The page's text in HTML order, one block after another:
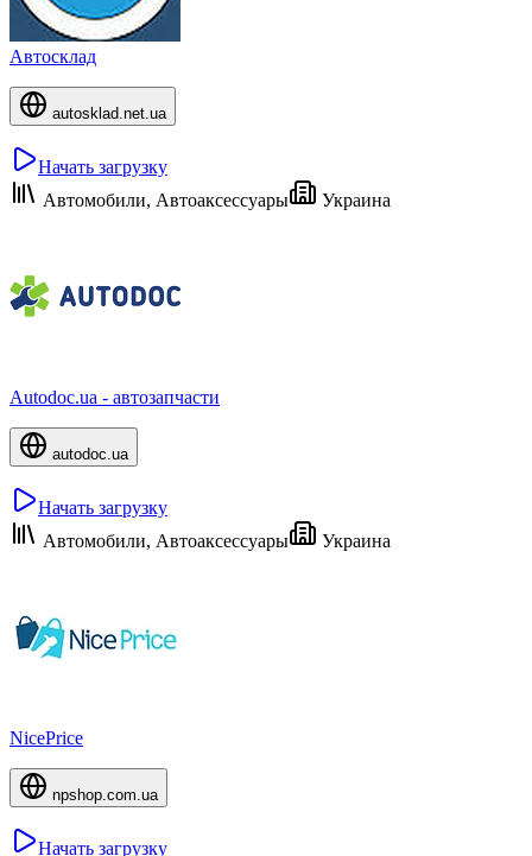
Автосклад
autosklad.net.ua
Начать загрузку
Автомобили, Автоаксессуары
Украина
Autodoc.ua - автозапчасти
autodoc.ua
Начать загрузку
Автомобили, Автоаксессуары
Украина
NicePrice
npshop.com.ua
Начать загрузку